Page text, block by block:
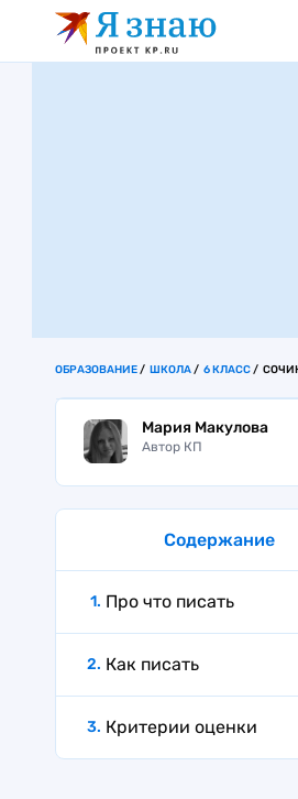
ОБРАЗОВАНИЕ ШКОЛА 6 КЛАСС
Мария Макулова
Автор КП
Содержание
Про что писать
Как писать
Критерии оценки